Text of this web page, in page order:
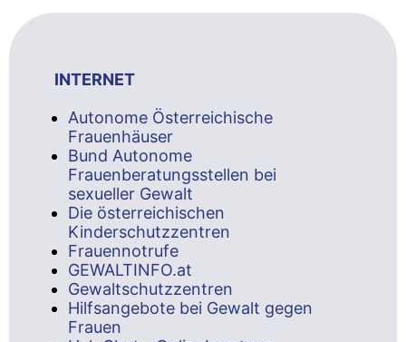
INTERNET
Autonome Österreichische
Frauenhäuser
Bund Autonome
Frauenberatungsstellen bei
sexueller Gewalt
Die österreichischen
Kinderschutzzentren
Frauennotrufe
GEWALTINFO.at
Gewaltschutzzentren
Hilfsangebote bei Gewalt gegen
Frauen